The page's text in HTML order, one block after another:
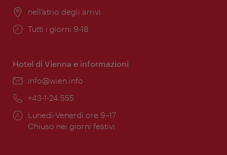
Posizione:
nell’atrio degli arrivi
Orari
Tutti i giorni 9-18
Hotel di Vienna e informazioni
Email:
info@wien.info
Telefono:
+43-1-24 555
Orari
di
Lunedì-Venerdì ore 9–17
Chiuso nei giorni festivi